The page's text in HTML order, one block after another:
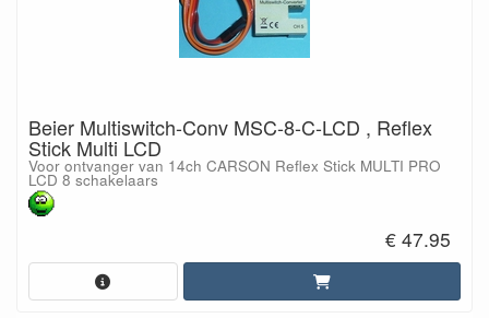
Beier Multiswitch-Conv MSC-8-C-LCD , Reflex
Stick Multi LCD
Voor ontvanger van 14ch CARSON Reflex Stick MULTI PRO
LCD 8 schakelaars
€ 47.95